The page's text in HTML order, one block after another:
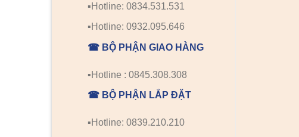
▪️Hotline: 0834.531.531
▪️Hotline: 0932.095.646
☎ BỘ PHẬN GIAO HÀNG
▪️Hotline : 0845.308.308
☎ BỘ PHẬN LẮP ĐẶT
▪️Hotline: 0839.210.210